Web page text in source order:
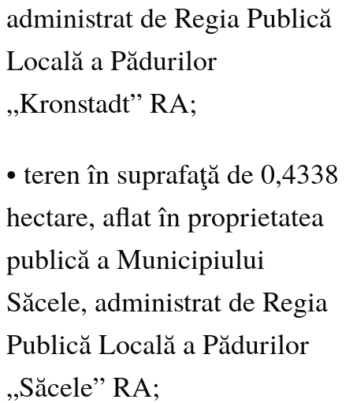
administrat de Regia Publică
Locală a Pădurilor
„Kronstadt” RA;
• teren în suprafaţă de 0,4338
hectare, aflat în proprietatea
publică a Municipiului
Săcele, administrat de Regia
Publică Locală a Pădurilor
„Săcele” RA;